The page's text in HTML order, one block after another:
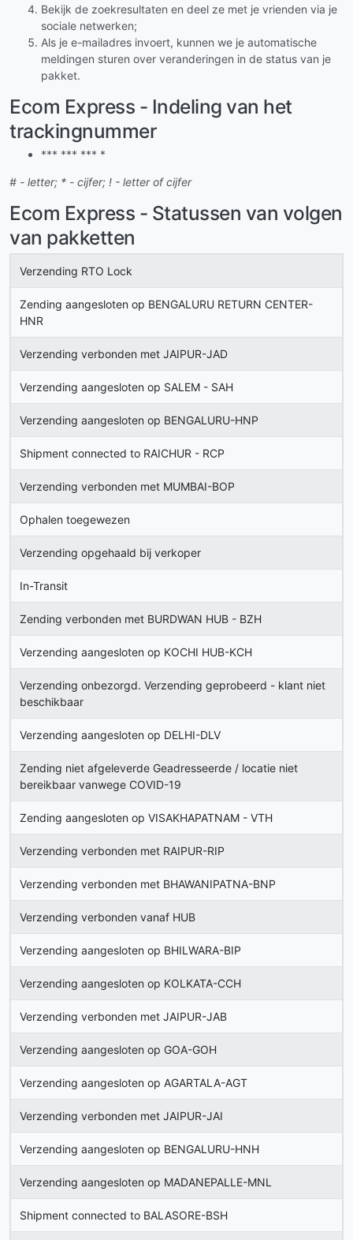
Bekijk de zoekresultaten en deel ze met je vrienden via je
sociale netwerken;
Als je e-mailadres invoert, kunnen we je automatische
meldingen sturen over veranderingen in de status van je
pakket.
Ecom Express - Indeling van het
trackingnummer
*** *** *** *
# - letter; * - cijfer; ! - letter of cijfer
Ecom Express - Statussen van volgen
van pakketten
Verzending RTO Lock
Zending aangesloten op BENGALURU RETURN CENTER-
HNR
Verzending verbonden met JAIPUR-JAD
Verzending aangesloten op SALEM - SAH
Verzending aangesloten op BENGALURU-HNP
Shipment connected to RAICHUR - RCP
Verzending verbonden met MUMBAI-BOP
Ophalen toegewezen
Verzending opgehaald bij verkoper
In-Transit
Zending verbonden met BURDWAN HUB - BZH
Verzending aangesloten op KOCHI HUB-KCH
Verzending onbezorgd. Verzending geprobeerd - klant niet
beschikbaar
Verzending aangesloten op DELHI-DLV
Zending niet afgeleverde Geadresseerde / locatie niet
bereikbaar vanwege COVID-19
Zending aangesloten op VISAKHAPATNAM - VTH
Verzending verbonden met RAIPUR-RIP
Verzending verbonden met BHAWANIPATNA-BNP
Verzending verbonden vanaf HUB
Verzending aangesloten op BHILWARA-BIP
Verzending aangesloten op KOLKATA-CCH
Verzending verbonden met JAIPUR-JAB
Verzending aangesloten op GOA-GOH
Verzending aangesloten op AGARTALA-AGT
Verzending verbonden met JAIPUR-JAI
Verzending aangesloten op BENGALURU-HNH
Verzending aangesloten op MADANEPALLE-MNL
Shipment connected to BALASORE-BSH